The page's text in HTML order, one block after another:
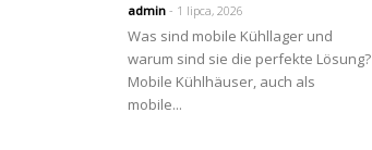
admin - 1 lipca, 2026
Was sind mobile Kühllager und
warum sind sie die perfekte Lösung?
Mobile Kühlhäuser, auch als
mobile...